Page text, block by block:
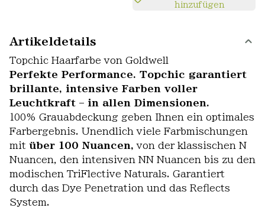
hinzufügen
Artikeldetails
Topchic Haarfarbe von Goldwell
Perfekte Performance. Topchic garantiert
brillante, intensive Farben voller
Leuchtkraft – in allen Dimensionen.
100% Grauabdeckung geben Ihnen ein optimales
Farbergebnis. Unendlich viele Farbmischungen
mit über 100 Nuancen, von der klassischen N
Nuancen, den intensiven NN Nuancen bis zu den
modischen TriFlective Naturals. Garantiert
durch das Dye Penetration und das Reflects
System.